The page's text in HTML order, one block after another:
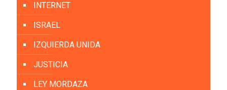
INTERNET
ISRAEL
IZQUIERDA UNIDA
JUSTICIA
LEY MORDAZA